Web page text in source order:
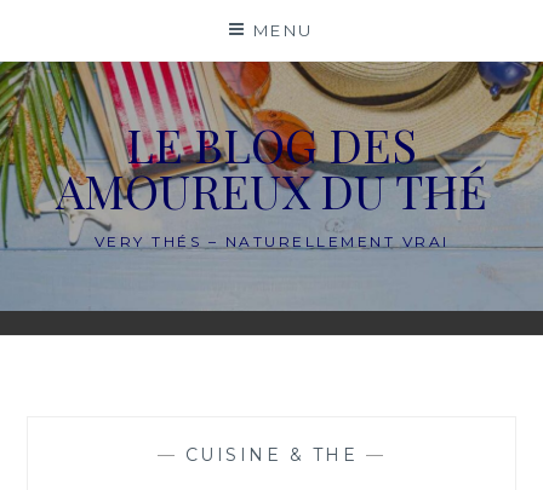
content
MENU
LE BLOG DES
AMOUREUX DU THÉ
VERY THÉS – NATURELLEMENT VRAI
— CUISINE & THE —